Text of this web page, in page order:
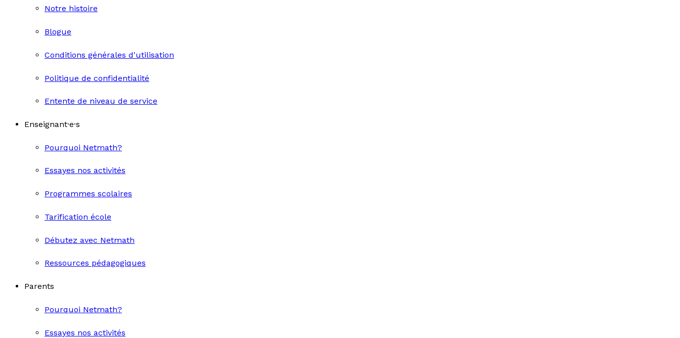
Notre histoire
Blogue
Conditions générales d'utilisation
Politique de confidentialité
Entente de niveau de service
Enseignant·e·s
Pourquoi Netmath?
Essayes nos activités
Programmes scolaires
Tarification école
Débutez avec Netmath
Ressources pédagogiques
Parents
Pourquoi Netmath?
Essayes nos activités